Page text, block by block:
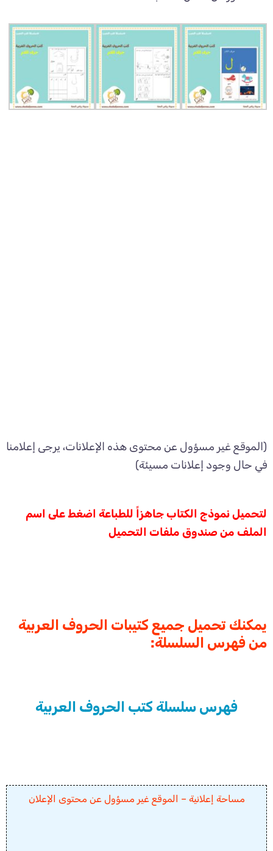
(الموقع غير مسؤول عن محتوى هذه الإعلانات، يرجى إعلامنا
في حال وجود إعلانات مسيئة)
لتحميل نموذج الكتاب جاهزاً للطباعة اضغط على اسم
الملف من صندوق ملفات التحميل
يمكنك تحميل جميع كتيبات الحروف العربية
من فهرس السلسلة:
فهرس سلسلة كتب الحروف العربية
مساحة إعلانية – الموقع غير مسؤول عن محتوى الإعلان